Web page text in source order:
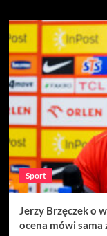
Sport
Jerzy Brzęczek o
ocena mówi sama